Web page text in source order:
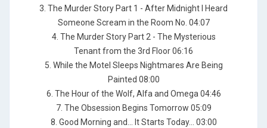
3. The Murder Story Part 1 - After Midnight I Heard
Someone Scream in the Room No. 04:07
4. The Murder Story Part 2 - The Mysterious
Tenant from the 3rd Floor 06:16
5. While the Motel Sleeps Nightmares Are Being
Painted 08:00
6. The Hour of the Wolf, Alfa and Omega 04:46
7. The Obsession Begins Tomorrow 05:09
8. Good Morning and... It Starts Today... 03:00